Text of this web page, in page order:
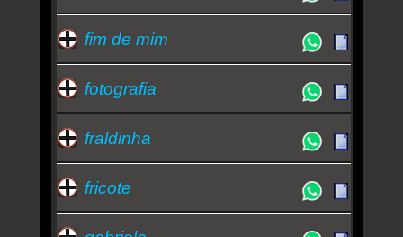
fim de mim
fotografia
fraldinha
fricote